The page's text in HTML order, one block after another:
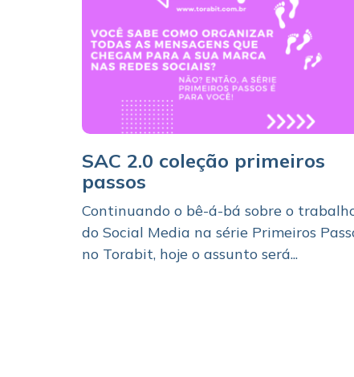
SAC 2.0 coleção primeiros
passos
Continuando o bê-á-bá sobre o
do Social Media na série Primeiros
no Torabit, hoje o assunto será...